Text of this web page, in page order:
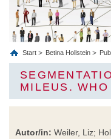
Start Betina Hollstein
MILEUS.
Autor/in: Weiler, Liz;